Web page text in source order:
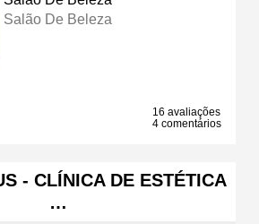
Salão De Beleza
16 avaliações
4 comentários
- CLÍNICA DE ESTÉTICA
…